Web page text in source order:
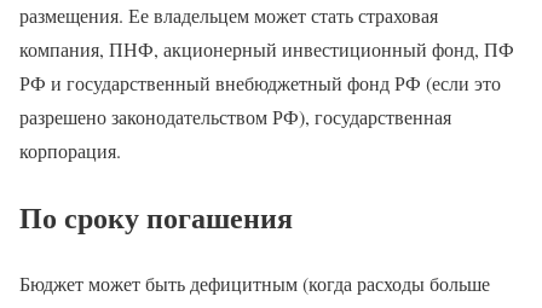
размещения. Ее владельцем может стать страховая
компания, ПНФ, акционерный инвестиционный фонд, ПФ
РФ и государственный внебюджетный фонд РФ (если это
разрешено законодательством РФ), государственная
корпорация.
По сроку погашения
Бюджет может быть дефицитным (когда расходы больше